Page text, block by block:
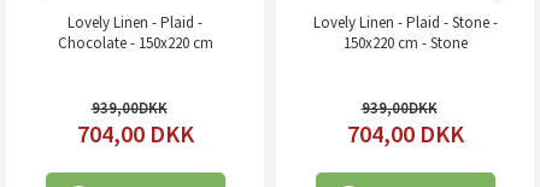
Lovely Linen - Plaid -
Chocolate - 150x220 cm
939,00
704,00 DKK
Lovely Linen - Plaid - Stone -
150x220 cm - Stone
939,00
704,00 DKK